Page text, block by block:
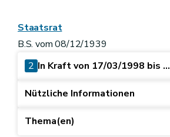
Staatsrat
B.S. vom 08/12/1939
2 In Kraft von 17/03/1998 bis ...
Nützliche Informationen
Thema(en)